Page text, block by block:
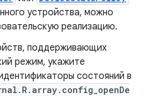
устройства, можно
реализацию.
поддерживающих
режим, укажите
состояний в